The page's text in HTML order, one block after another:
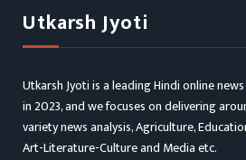
Utkarsh Jyoti
Utkarsh Jyoti is a leading Hindi online
in 2023, and we focuses on delivering
variety news analysis, Agriculture,
Art-Literature-Culture and Media etc.